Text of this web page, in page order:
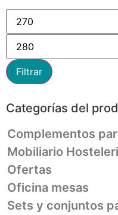
Filtrar
Categorías del
Complementos
Mobiliario
Ofertas
Oficina mesas
Sets y conjuntos